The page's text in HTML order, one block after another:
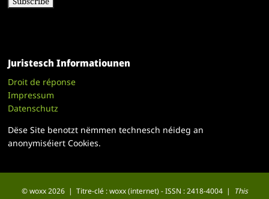
Juristesch Informatiounen
Droit de réponse
Impressum
Datenschutz
Dëse Site benotzt nëmmen technesch néideg an
anonymiséiert Cookies.
© woxx 2026 | Titre-clé : woxx (internet) - ISSN : 2418-4004 | This